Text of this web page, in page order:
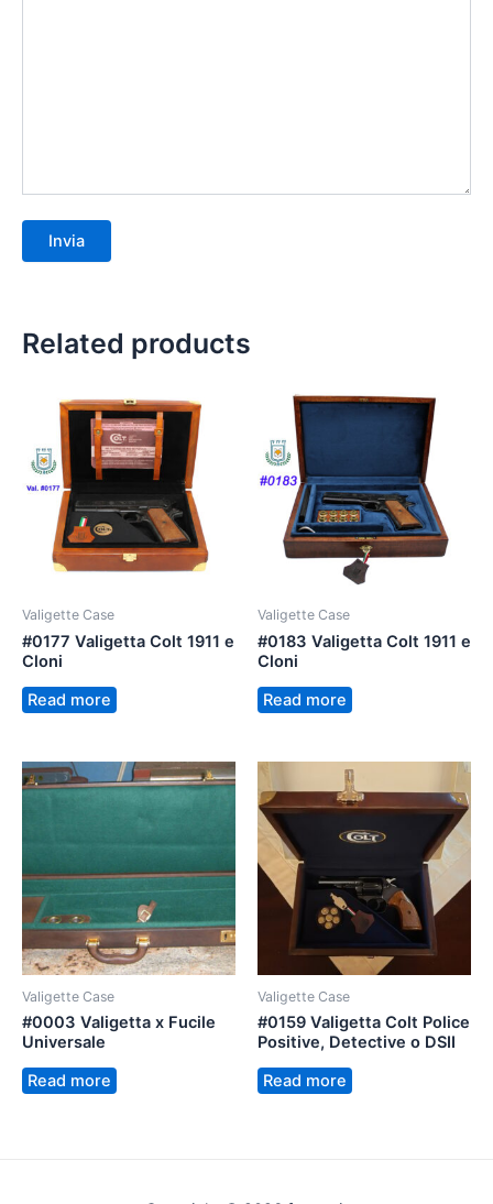
Related products
Valigette Case
#0177 Valigetta Colt 1911 e
Cloni
Read more
Valigette Case
#0183 Valigetta Colt 1911 e
Cloni
Read more
Valigette Case
#0003 Valigetta x Fucile
Universale
Read more
Valigette Case
#0159 Valigetta Colt Police
Positive, Detective o DSII
Read more